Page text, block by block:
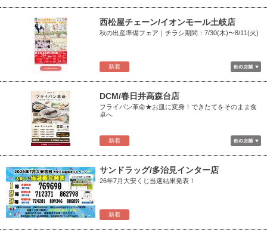
新着
西松屋チェーン/イオンモール土岐店
秋の出産準備フェア｜チラシ期間：7/30(木)〜8/11(火)
新着
DCM/春日井高森台店
フライパン革命★お皿に変身！できたてをそのまま食
卓へ
新着
サンドラッグ/多治見インター店
26年7月大安くじ当選結果発表！